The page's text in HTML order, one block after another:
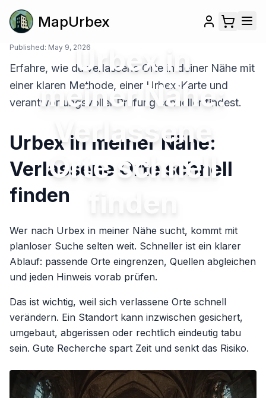
MapUrbex
Urbex in
meiner Nähe:
Verlassene
Orte schnell
Published: May 9, 2026
Erfahre, wie du verlassene Orte in deiner Nähe mit
einer klaren Methode, einer Urbex-Karte und
verantwortungsvoller Prüfung schneller findest.
Urbex in meiner Nähe:
Verlassene Orte schnell
finden
Wer nach Urbex in meiner Nähe sucht, kommt mit
planloser Suche selten weit. Schneller ist ein klarer
Ablauf: passende Orte eingrenzen, Quellen abgleichen
und jeden Hinweis vorab prüfen.
Das ist wichtig, weil sich verlassene Orte schnell
verändern. Ein Standort kann inzwischen gesichert,
umgebaut, abgerissen oder rechtlich eindeutig tabu
sein. Gute Recherche spart Zeit und senkt das Risiko.